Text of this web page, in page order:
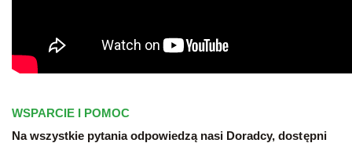
WSPARCIE I POMOC
Na wszystkie pytania odpowiedzą nasi Doradcy, dostępni